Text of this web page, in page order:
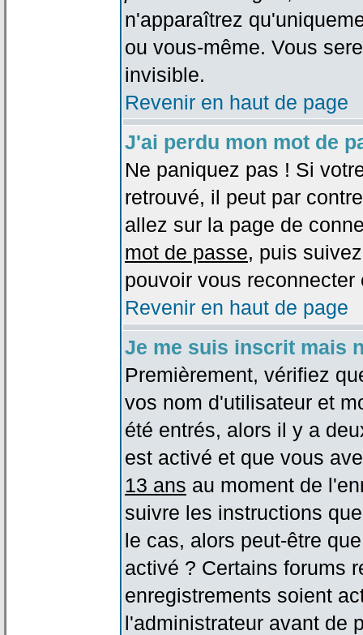
n'apparaîtrez
ou vous-même. Vous
invisible.
Revenir en haut de page
J'ai perdu mon mot de
Ne paniquez pas ! Si
retrouvé, il peut par
allez sur la page de
mot de passe, puis
pouvoir vous
Revenir en haut de page
Je me suis inscrit mais
Premièrement, vérifiez
vos nom d'utilisateur et
été entrés, alors il y a
est activé et que vous
13 ans au moment de
suivre les instructions
le cas, alors peut-être
activé ? Certains forums
enregistrements soient
l'administrateur avant de